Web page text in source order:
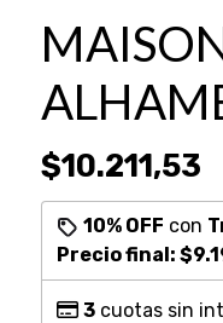
$10.211,53
10% OFF con
Precio final:
3cuotas sin